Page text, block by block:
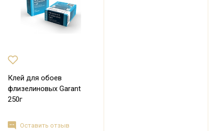
Клей для обоев
флизелиновых Garant
250г
Оставить отзыв